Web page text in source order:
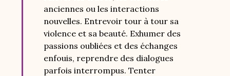
anciennes ou les interactions
nouvelles. Entrevoir tour à tour sa
violence et sa beauté. Exhumer des
passions oubliées et des échanges
enfouis, reprendre des dialogues
parfois interrompus. Tenter